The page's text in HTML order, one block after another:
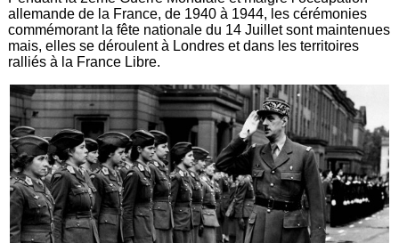
allemande de la France, de 1940 à 1944, les cérémonies
commémorant la fête nationale du 14 Juillet sont maintenues
mais, elles se déroulent à Londres et dans les territoires
ralliés à la France Libre.